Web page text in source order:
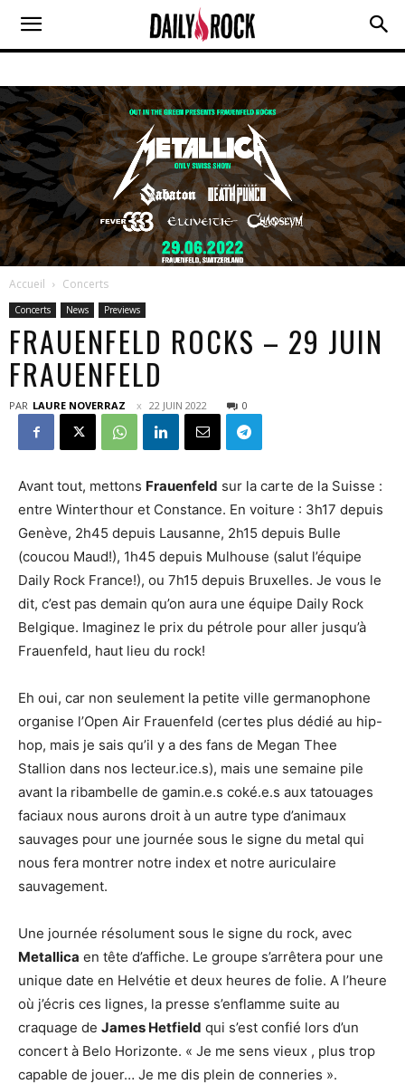
Accueil Concerts
Concerts News Previews
FRAUENFELD ROCKS – 29 JUIN
FRAUENFELD
PAR LAURE NOVERRAZ 22 JUIN 2022 0
Avant tout, mettons Frauenfeld sur la carte de la Suisse :
entre Winterthour et Constance. En voiture : 3h17 depuis
Genève, 2h45 depuis Lausanne, 2h15 depuis Bulle
(coucou Maud!), 1h45 depuis Mulhouse (salut l’équipe
Daily Rock France!), ou 7h15 depuis Bruxelles. Je vous le
dit, c’est pas demain qu’on aura une équipe Daily Rock
Belgique. Imaginez le prix du pétrole pour aller jusqu’à
Frauenfeld, haut lieu du rock!
Eh oui, car non seulement la petite ville germanophone
organise l’Open Air Frauenfeld (certes plus dédié au hip-
hop, mais je sais qu’il y a des fans de Megan Thee
Stallion dans nos lecteur.ice.s), mais une semaine pile
avant la ribambelle de gamin.e.s coké.e.s aux tatouages
faciaux nous aurons droit à un autre type d’animaux
sauvages pour une journée sous le signe du metal qui
nous fera montrer notre index et notre auriculaire
sauvagement.
Une journée résolument sous le signe du rock, avec
Metallica en tête d’affiche. Le groupe s’arrêtera pour une
unique date en Helvétie et deux heures de folie. A l’heure
où j’écris ces lignes, la presse s’enflamme suite au
craquage de James Hetfield qui s’est confié lors d’un
concert à Belo Horizonte. « Je me sens vieux , plus trop
capable de jouer… Je me dis plein de conneries ».